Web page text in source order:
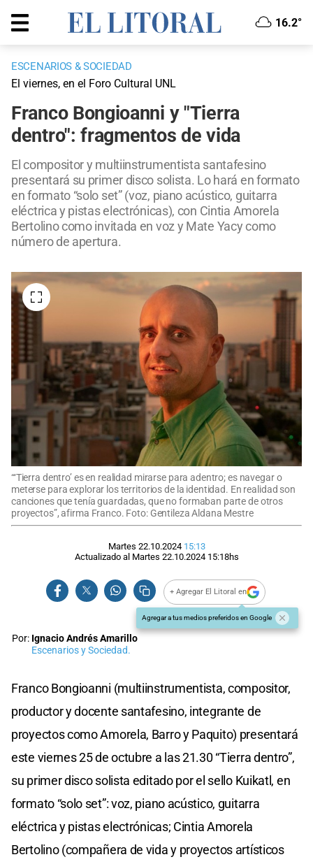
16.2°
ESCENARIOS & SOCIEDAD
El viernes, en el Foro Cultural UNL
Franco Bongioanni y "Tierra
dentro": fragmentos de vida
El compositor y multiinstrumentista santafesino
presentará su primer disco solista. Lo hará en formato
en formato “solo set” (voz, piano acústico, guitarra
eléctrica y pistas electrónicas), con Cintia Amorela
Bertolino como invitada en voz y Mate Yacy como
número de apertura.
“‘Tierra dentro’ es en realidad mirarse para adentro; es navegar o
meterse para explorar los territorios de la identidad. En realidad son
canciones que tenía guardadas, que no formaban parte de otros
proyectos”, afirma Franco. Foto: Gentileza Aldana Mestre
Martes 22.10.2024 15:13
Actualizado al Martes 22.10.2024 15:18hs
+ Agregar El Litoral en
Agregar a tus medios preferidos en Google
Por: Ignacio Andrés Amarillo
Escenarios y Sociedad.
Franco Bongioanni (multiinstrumentista, compositor,
productor y docente santafesino, integrante de
proyectos como Amorela, Barro y Paquito) presentará
este viernes 25 de octubre a las 21.30 “Tierra dentro”,
su primer disco solista editado por el sello Kuikatl, en
formato “solo set”: voz, piano acústico, guitarra
eléctrica y pistas electrónicas; Cintia Amorela
Bertolino (compañera de vida y proyectos artísticos